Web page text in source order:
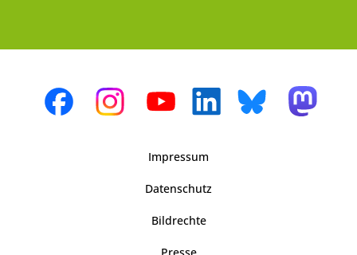
Impressum
Datenschutz
Bildrechte